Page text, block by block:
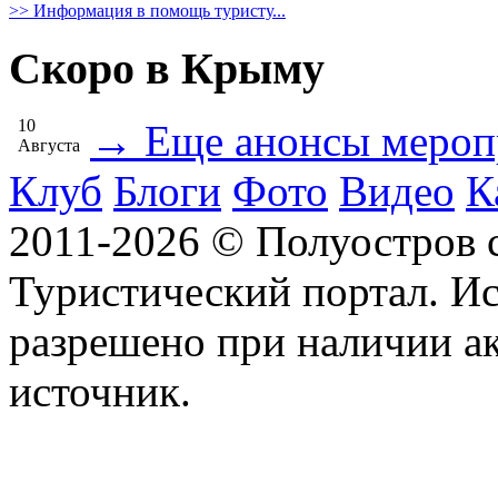
>> Информация в помощь туристу...
Скоро в Крыму
10
Августа
→ Еще анонсы
Клуб Блоги Фото Видео
2011-2026 ©
Туристический портал.
разрешено при наличии
источник.